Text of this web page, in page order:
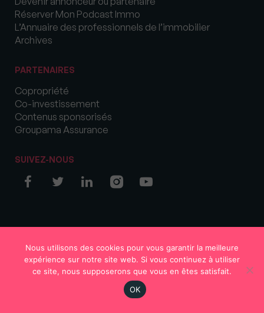
Réserver Mon Podcast Immo
L’Annuaire des professionnels de l’immobilier
Archives
PARTENAIRES
Copropriété
Co-investissement
Contenus sponsorisés
Groupama Assurance
SUIVEZ-NOUS
S'abonner
Nous utilisons des cookies pour vous garantir la meilleure
expérience sur notre site web. Si vous continuez à utiliser
ce site, nous supposerons que vous en êtes satisfait.
OK